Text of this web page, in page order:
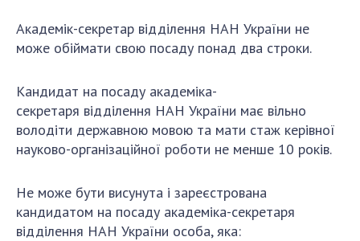
Засідання Президії НАН України
Сесії Загальних зборів НАН України
Річні фінансові звіти НАН України
Наукові публікації та видавнича діяльність
Охорона прав інтелектуальної власності та
Академік-секретар відділення НАН України не
може обіймати свою посаду понад два строки.
Кандидат на посаду академіка-
секретаря відділення НАН України має вільно
володіти державною мовою та мати стаж керівної
науково-організаційної роботи не менше 10 років.
Не може бути висунута і зареєстрована
кандидатом на посаду академіка-секретаря
відділення НАН України особа, яка: